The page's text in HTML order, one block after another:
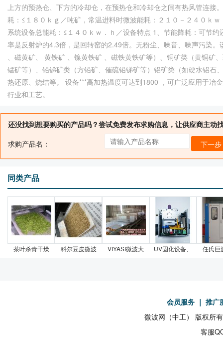
上方的预热仓、下方的冷却仓，在预热仓和冷却仓之间有热风管连
耗：≤１８０ｋｇ／吨矿，常温进料时微波能耗：２１０－２４０ｋ
系统设备总能耗：≤１４０ｋｗ．ｈ／设备特点 1、节能降耗：可节
率是反射炉的4.3倍，是回转窑的2.49倍。无粉尘、噪音、噪声污染
、磁黄矿、 黄铁矿 、镍黄铁矿 、磁铁黄铁矿等）、铜矿类（黄铜矿
锰矿等）、铅锑矿类（方铅矿、催硫铅锑矿等）铝矿类（如硬水铝
热还原、烧结等。 设备***高加热温度可达到1800 ，可广泛应用于冶
行业和工艺。
还没找到想要购买的产品吗？尝试免费发布求购信息，让供应商主动
求购产品名：
下一步
同类产品
茶叶杀青干燥 科尔豆皮微波 VIYASI微波大 UV固化设备、 任氏巨
会员服务 ｜ 推广
微波网（中工） 版权所
客服